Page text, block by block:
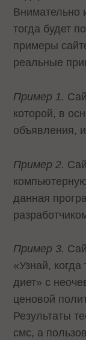
Внимательно
тогда будет
примеры
реальные
Пример 1.
которой, в
объявления,
Пример 2.
данная
Пример 3.
«Узнай,
диет» c
ценовой
Результаты
смс, а